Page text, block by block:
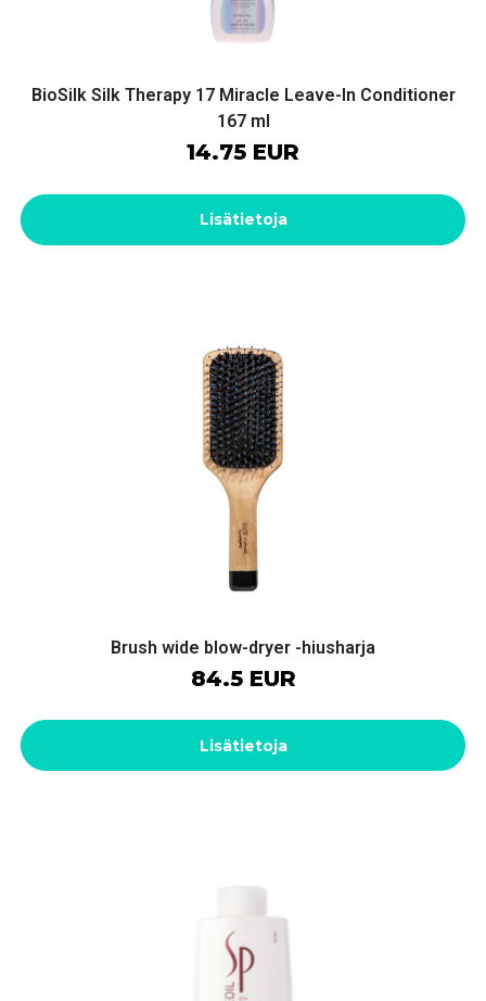
BioSilk Silk Therapy 17 Miracle Leave-In Conditioner
167 ml
14.75 EUR
Lisätietoja
Brush wide blow-dryer -hiusharja
84.5 EUR
Lisätietoja